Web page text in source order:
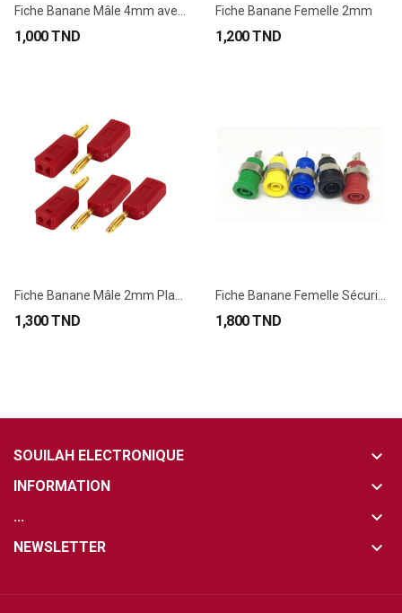
1,000 TND
Fiche Banane Femelle 2mm
1,200 TND
1,300 TND 1,800 TND
SOUILAH ELECTRONIQUE keyboard_arrow_down
INFORMATION keyboard_arrow_down
... keyboard_arrow_down
NEWSLETTER keyboard_arrow_down